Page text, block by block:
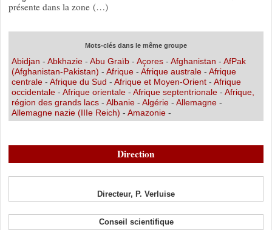
présente dans la zone (…)
Mots-clés dans le même groupe
Abidjan - Abkhazie- Abu Graïb- Açores- Afghanistan - AfPak
(Afghanistan-Pakistan) - Afrique- Afrique australe- Afrique
centrale - Afrique du Sud - Afrique et Moyen-Orient - Afrique
occidentale - Afrique orientale - Afrique septentrionale - Afrique,
région des grands lacs- Albanie - Algérie - Allemagne -
Allemagne nazie (IIIe Reich) - Amazonie-
Direction
Directeur, P. Verluise
Conseil scientifique